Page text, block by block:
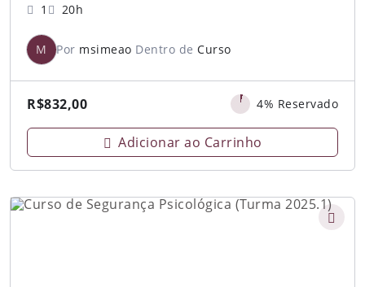
1 20h
M Por msimeao Dentro de Curso
R$832,00 4% Reservado
Adicionar ao Carrinho